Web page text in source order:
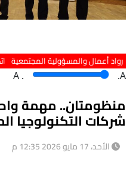
رواد أعمال والمسؤولية المجتمعية
A . .A
منظومتان.. مهمة
شركات التكنولوجيا
الأحد، 17 مايو 2026 12:35 م